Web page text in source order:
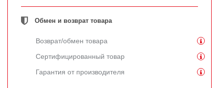
Обмен и возврат товара
Возврат/обмен товара
Сертифицированный товар
Гарантия от производителя